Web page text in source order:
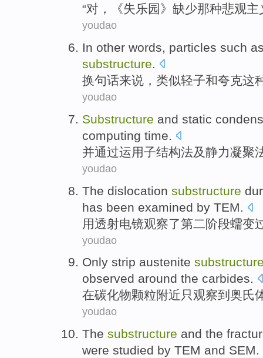
“对 ，《失乐园》 缺少那种悲观主
youdao
In other words, particles such
substructure.
换句话来说，类似轻子和夸克这
youdao
Substructure and static
computing time.
并通过运用子结构法及静力凝聚
youdao
The dislocation substructure
has been examined by TEM
用透射电镜观察了第二 阶段蠕变
youdao
Only strip austenite
observed around the carbides.
在碳化物颗粒附近 只 观察到 奥氏
youdao
The substructure and the
were studied by TEM and SEM.